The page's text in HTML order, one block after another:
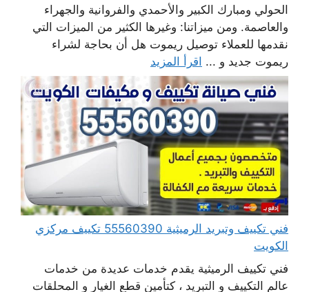
الحولي ومبارك الكبير والأحمدي والفروانية والجهراء
والعاصمة. ومن ميزاتنا: وغيرها الكثير من الميزات التي
نقدمها للعملاء توصيل ريموت هل أن بحاجة لشراء
ريموت جديد و ... اقرأ المزيد
فني تكييف وتبريد الرميثية 55560390 تكييف مركزي
الكويت
فني تكييف الرميثية يقدم خدمات عديدة من خدمات
عالم التكييف و التبريد ، كتأمين قطع الغيار و المحلقات